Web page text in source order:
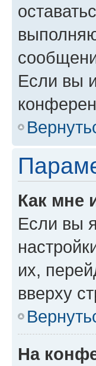
Если вы
Как мне
Если вы
их,
вверху
На